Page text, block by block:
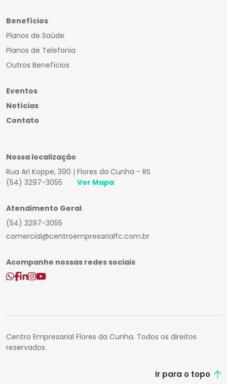
Benefícios
Planos de Saúde
Planos de Telefonia
Outros Benefícios
Eventos
Notícias
Contato
Nossa localização
Rua Ari Koppe, 390 | Flores da Cunha - RS
(54) 3297-3055
Ver Mapa
Atendimento Geral
(54) 3297-3055
comercial@centroempresarialfc.com.br
Acompanhe nossas redes sociais
Centro Empresarial Flores da Cunha. Todos os direitos
reservados.
Ir para o topo